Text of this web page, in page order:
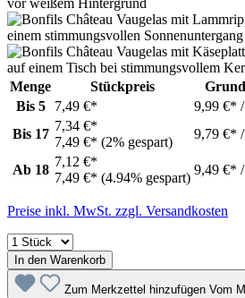
Menge Stückpreis
Bis 5 7,49 €*
9,99 €*
Bis 17
7,34 €*
7,49 €* (2% gespart)
9,79 €*
Ab 18
7,12 €*
7,49 €* (4.94% gespart)
9,49 €*
Preise inkl. MwSt. zzgl. Versandkosten
In den Warenkorb
Zum Merkzettel hinzufügen Vom